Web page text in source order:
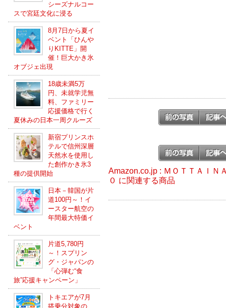
シーズナルコー
スで宮廷文化に浸る
8月7日から夏イ
ベント「ひんや
りKITTE」開
催！巨大かき氷
オブジェ出現
18歳未満5万
円、未就学児無
料、ファミリー
応援価格で行く
夏休みの日本一周クルーズ
新宿プリンスホ
テルで信州深層
天然水を使用し
た創作かき氷3
種の提供開始
日本－韓国が片
道100円～！イ
ースター航空の
年間最大特価イ
ベント
片道5,780円
～！スプリン
グ・ジャパンの
「心弾む“食
旅”応援キャンペーン」
トキエアが7月
搭乗分対象の
Amazon.co.jp : ＭＯＴＴＡＩＮ
０ に関連する商品